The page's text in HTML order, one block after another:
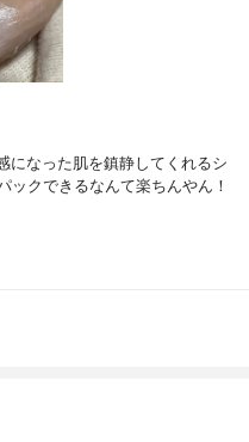
になった肌を鎮静してくれるシ
ックできるなんて楽ちんやん！